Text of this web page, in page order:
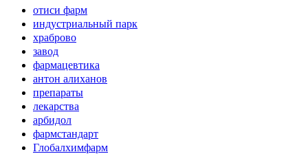
отиси фарм
индустриальный парк
храброво
завод
фармацевтика
антон алиханов
препараты
лекарства
арбидол
фармстандарт
Глобалхимфарм